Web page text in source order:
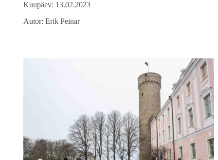
Kuupäev: 13.02.2023
Autor: Erik Peinar